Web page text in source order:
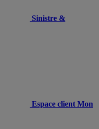
Sinistre &
Espace client Mon